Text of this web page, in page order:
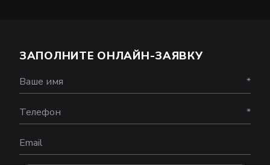
ЗАПОЛНИТЕ ОНЛАЙН-ЗАЯВКУ
Ваше имя *
Телефон *
Email